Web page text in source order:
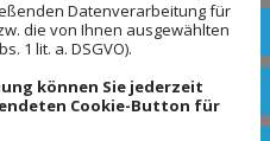
in die Übertragung
in Drittstaaten erfolgt
auf Grundlage
Sofern Sie in die
Datenverarbeitung für
die von Ihnen ausgewählten
1 lit. a. DSGVO).
können Sie jederzeit
Cookie-Button für